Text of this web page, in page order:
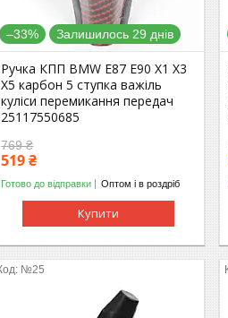
–33% Залишилось 29 днів
Ручка КПП BMW E87 E90 X1 X3
X5 карбон 5 ступка важіль
куліси перемикання передач
25117550685
769 ₴
519 ₴
Готово до відправки Оптом і в роздріб
Купити
№25